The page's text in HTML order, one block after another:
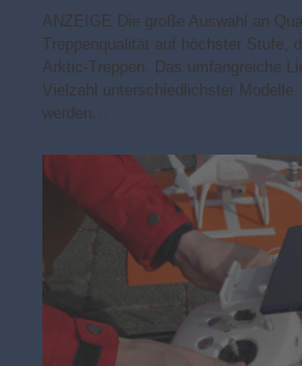
ANZEIGE Die große Auswahl an
Treppenqualität auf höchster Stufe,
Arktic-Treppen. Das umfangreiche
Vielzahl unterschiedlichster
werden…